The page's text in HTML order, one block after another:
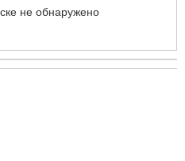
не обнаружено